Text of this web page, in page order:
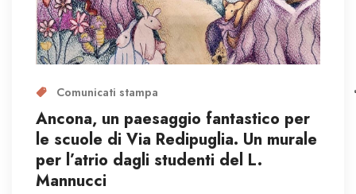
Comunicati stampa
Ancona, un paesaggio fantastico per
le scuole di Via Redipuglia. Un murale
per l’atrio dagli studenti del L.
Mannucci